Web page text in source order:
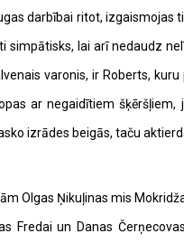
darbībai ritot, izgaismojas
simpātisks, lai arī nedaudz
varonis, ir Roberts,
ar negaidītiem
izrādes beigās, taču
Olgas Ņikuļinas mis
Fredai un Danas